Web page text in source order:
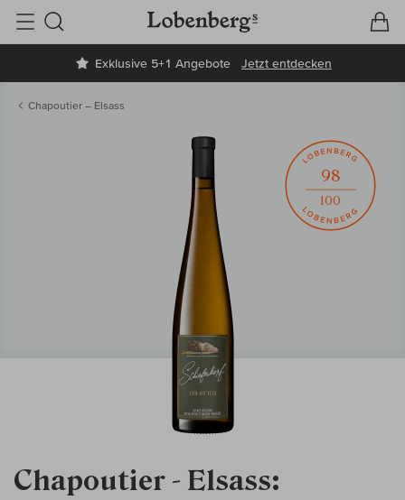
Exklusive 5+1 Angebote Jetzt entdecken
Suche
Chapoutier – Elsass
Chapoutier - Elsass:
98
100